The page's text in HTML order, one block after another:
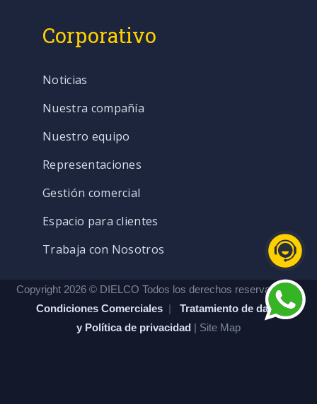
Corporativo
Noticias
Nuestra compañía
Nuestro equipo
Representaciones
Gestión comercial
Espacio para clientes
Trabaja con Nosotros
Copyright 2026 © DIELCO Todos los derechos reservados. |
Condiciones Comerciales | Tratamiento de datos
y Política de privacidad | Site Map